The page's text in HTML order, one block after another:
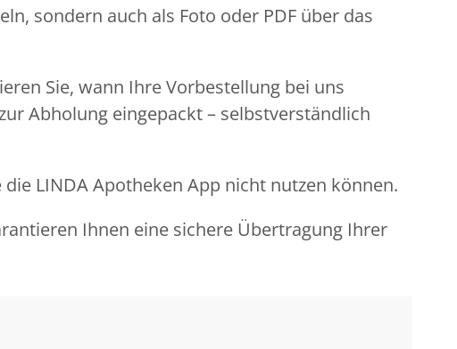
sondern auch als Foto oder PDF über das
Sie, wann Ihre Vorbestellung bei uns
Abholung eingepackt – selbstverständlich
LINDA Apotheken App nicht nutzen können.
Ihnen eine sichere Übertragung Ihrer